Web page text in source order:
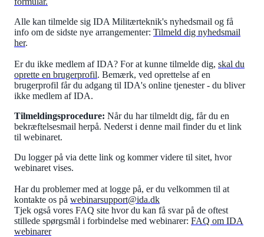
Alle kan tilmelde sig IDA Militærteknik's nyhedsmail og få
info om de sidste nye arrangementer: Tilmeld dig nyhedsmail
her.
Er du ikke medlem af IDA? For at kunne tilmelde dig, skal du
oprette en brugerprofil. Bemærk, ved oprettelse af en
brugerprofil får du adgang til IDA's online tjenester - du bliver
ikke medlem af IDA.
Tilmeldingsprocedure: Når du har tilmeldt dig, får du en
bekræftelsesmail herpå. Nederst i denne mail finder du et link
til webinaret.
Du logger på via dette link og kommer videre til sitet, hvor
webinaret vises.
Har du problemer med at logge på, er du velkommen til at
kontakte os på webinarsupport@ida.dk
Tjek også vores FAQ site hvor du kan få svar på de oftest
stillede spørgsmål i forbindelse med webinarer: FAQ om IDA
webinarer